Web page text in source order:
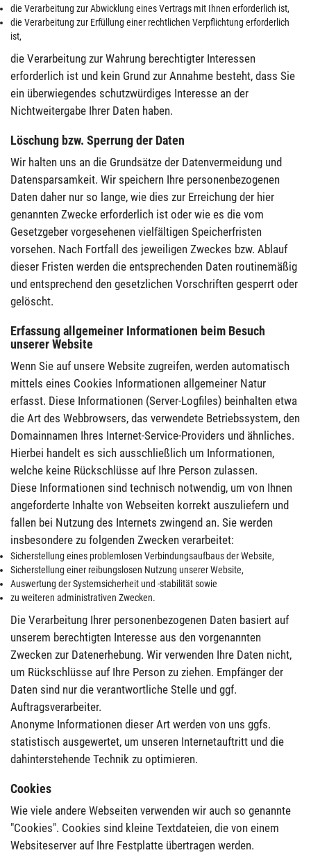
die Verarbeitung zur Abwicklung eines Vertrags mit Ihnen erforderlich ist,
die Verarbeitung zur Erfüllung einer rechtlichen Verpflichtung erforderlich
ist,
die Verarbeitung zur Wahrung berechtigter Interessen
erforderlich ist und kein Grund zur Annahme besteht, dass Sie
ein überwiegendes schutzwürdiges Interesse an der
Nichtweitergabe Ihrer Daten haben.
Löschung bzw. Sperrung der Daten
Wir halten uns an die Grundsätze der Datenvermeidung und
Datensparsamkeit. Wir speichern Ihre personenbezogenen
Daten daher nur so lange, wie dies zur Erreichung der hier
genannten Zwecke erforderlich ist oder wie es die vom
Gesetzgeber vorgesehenen vielfältigen Speicherfristen
vorsehen. Nach Fortfall des jeweiligen Zweckes bzw. Ablauf
dieser Fristen werden die entsprechenden Daten routinemäßig
und entsprechend den gesetzlichen Vorschriften gesperrt oder
gelöscht.
Erfassung allgemeiner Informationen beim Besuch
unserer Website
Wenn Sie auf unsere Website zugreifen, werden automatisch
mittels eines Cookies Informationen allgemeiner Natur
erfasst. Diese Informationen (Server-Logfiles) beinhalten etwa
die Art des Webbrowsers, das verwendete Betriebssystem, den
Domainnamen Ihres Internet-Service-Providers und ähnliches.
Hierbei handelt es sich ausschließlich um Informationen,
welche keine Rückschlüsse auf Ihre Person zulassen.
Diese Informationen sind technisch notwendig, um von Ihnen
angeforderte Inhalte von Webseiten korrekt auszuliefern und
fallen bei Nutzung des Internets zwingend an. Sie werden
insbesondere zu folgenden Zwecken verarbeitet:
Sicherstellung eines problemlosen Verbindungsaufbaus der Website,
Sicherstellung einer reibungslosen Nutzung unserer Website,
Auswertung der Systemsicherheit und -stabilität sowie
zu weiteren administrativen Zwecken.
Die Verarbeitung Ihrer personenbezogenen Daten basiert auf
unserem berechtigten Interesse aus den vorgenannten
Zwecken zur Datenerhebung. Wir verwenden Ihre Daten nicht,
um Rückschlüsse auf Ihre Person zu ziehen. Empfänger der
Daten sind nur die verantwortliche Stelle und ggf.
Auftragsverarbeiter.
Anonyme Informationen dieser Art werden von uns ggfs.
statistisch ausgewertet, um unseren Internetauftritt und die
dahinterstehende Technik zu optimieren.
Cookies
Wie viele andere Webseiten verwenden wir auch so genannte
"Cookies". Cookies sind kleine Textdateien, die von einem
Websiteserver auf Ihre Festplatte übertragen werden.